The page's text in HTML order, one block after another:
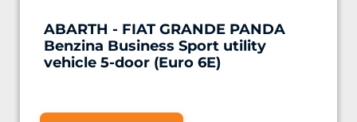
ABARTH - FIAT GRANDE PANDA
Benzina Business Sport utility
vehicle 5-door (Euro 6E)